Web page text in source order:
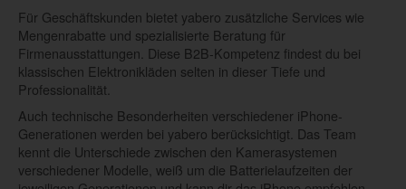
Für Geschäftskunden bietet yabero zusätzliche Services wie
Mengenrabatte und spezialisierte Beratung für
Firmenausstattungen. Diese B2B-Kompetenz findest du bei
klassischen Elektronikläden selten in dieser Tiefe und
Professionalität.
Auch technische Besonderheiten verschiedener iPhone-
Generationen werden bei yabero berücksichtigt. Das Team
kennt die Unterschiede zwischen den Kamerasystemen
verschiedener Modelle, weiß um die Batterielaufzeiten der